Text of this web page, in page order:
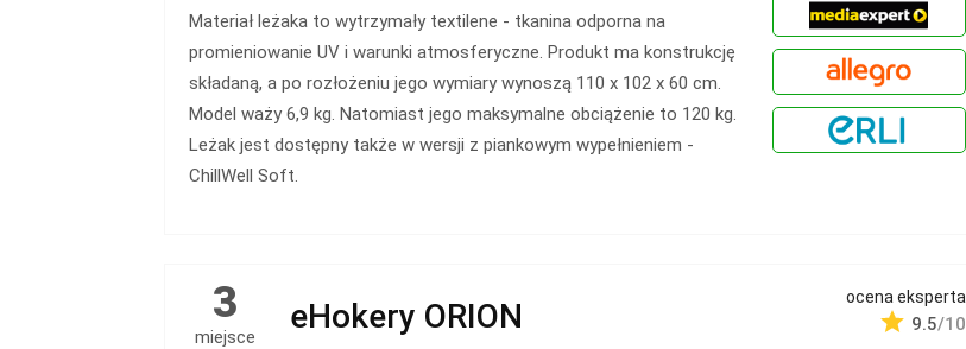
Materiał leżaka to wytrzymały textilene - tkanina odporna na
promieniowanie UV i warunki atmosferyczne. Produkt ma konstrukcję
składaną, a po rozłożeniu jego wymiary wynoszą 110 x 102 x 60 cm.
Model waży 6,9 kg. Natomiast jego maksymalne obciążenie to 120 kg.
Leżak jest dostępny także w wersji z piankowym wypełnieniem -
ChillWell Soft.
3
miejsce
eHokery ORION ocena eksperta
9.5/10